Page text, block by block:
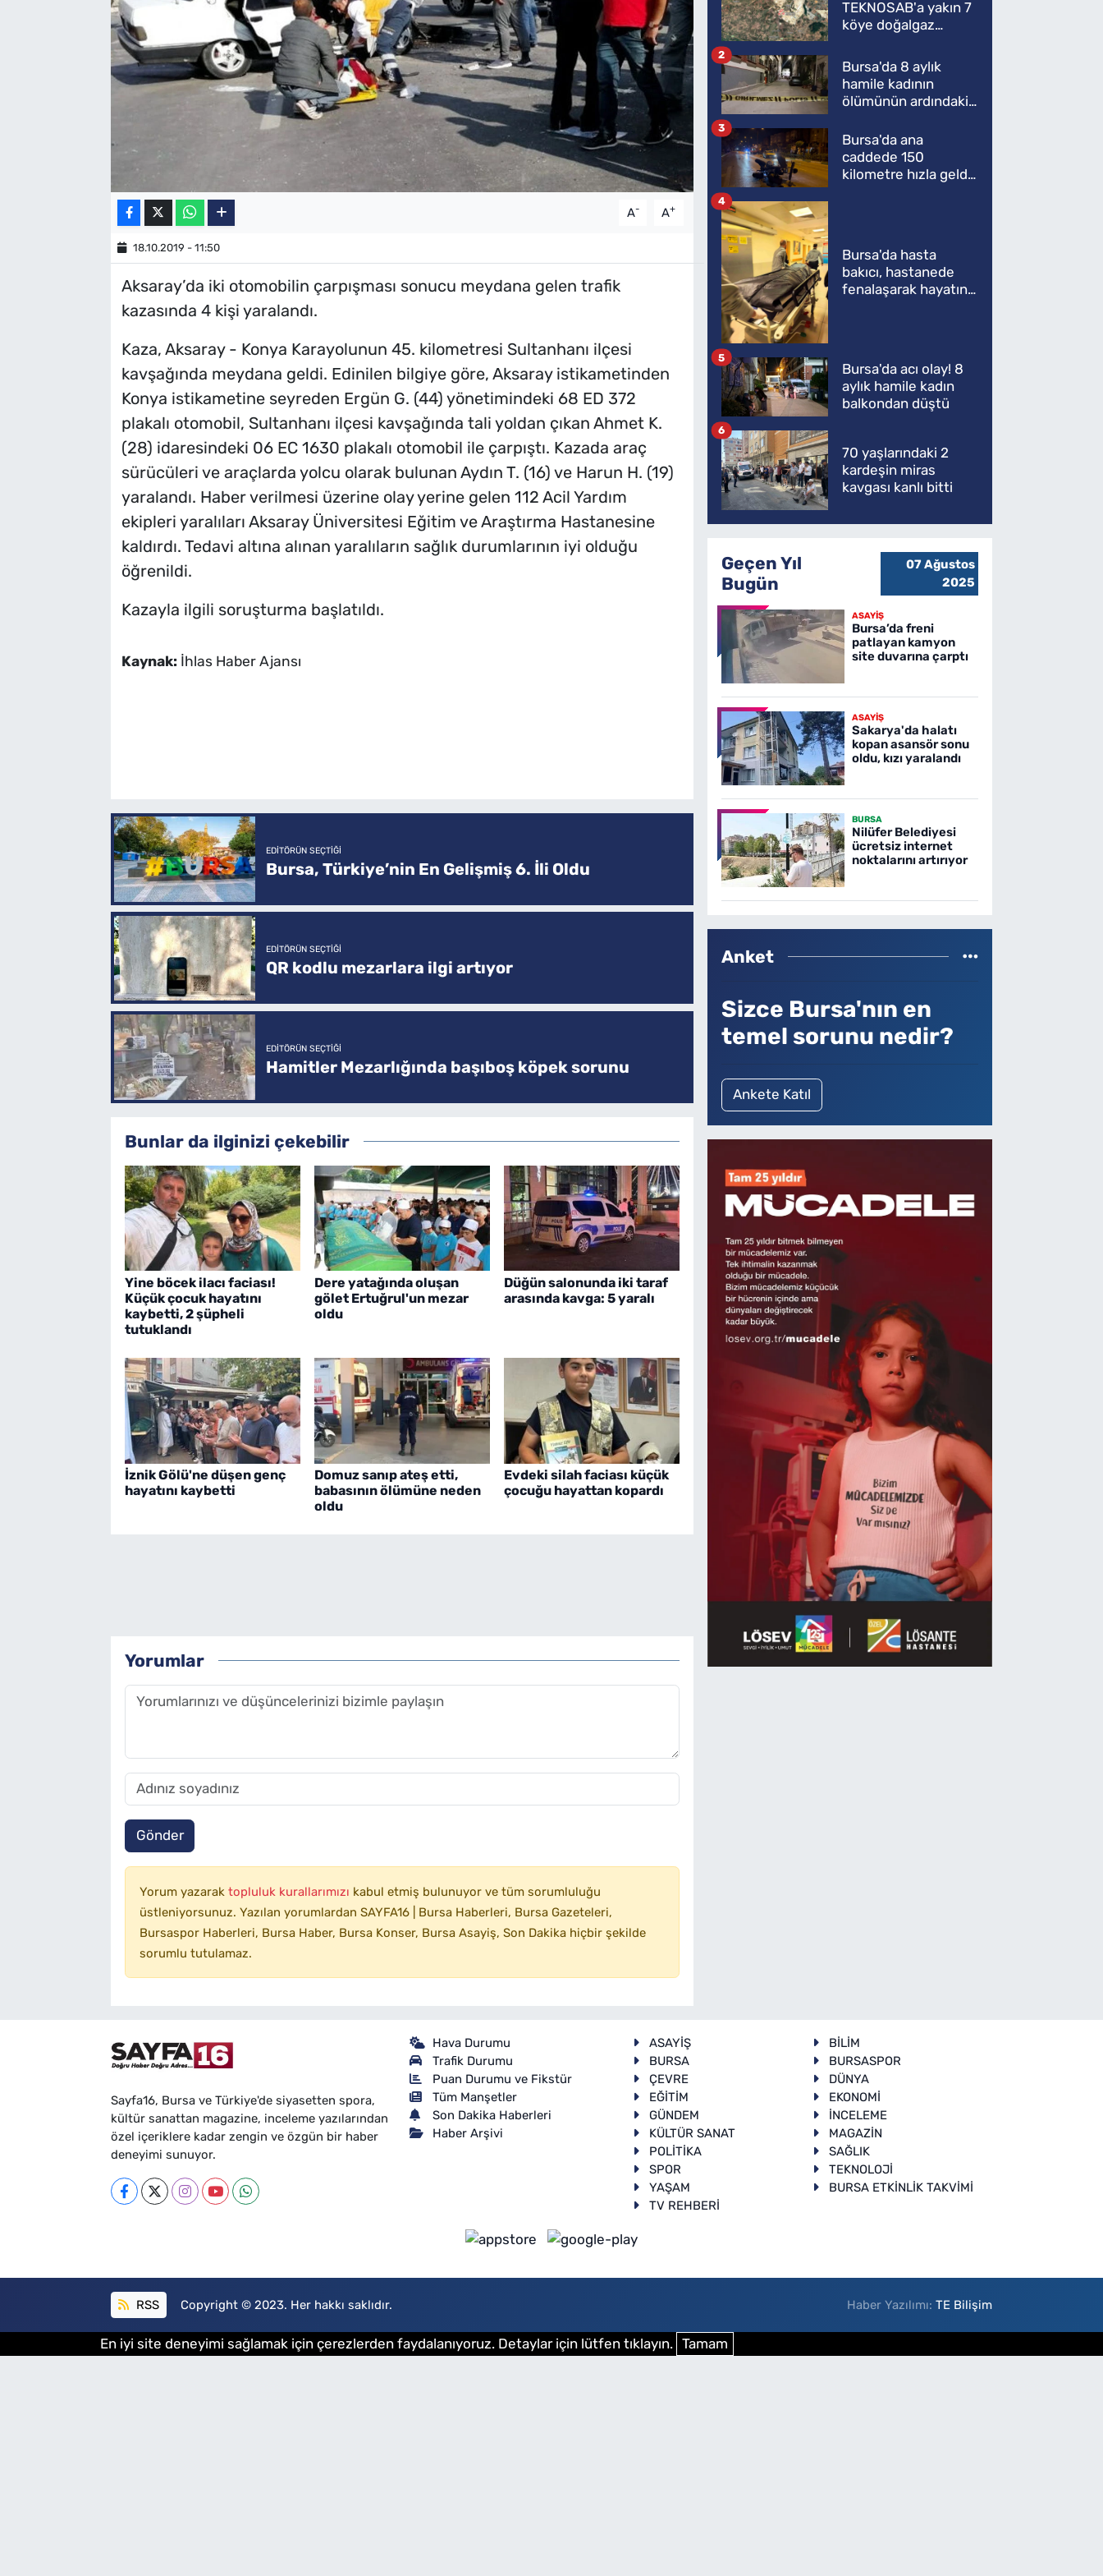
A- A+
18.10.2019 - 11:50
Aksaray’da iki otomobilin çarpışması sonucu meydana gelen trafik
kazasında 4 kişi yaralandı.
Kaza, Aksaray - Konya Karayolunun 45. kilometresi Sultanhanı ilçesi
kavşağında meydana geldi. Edinilen bilgiye göre, Aksaray istikametinden
Konya istikametine seyreden Ergün G. (44) yönetimindeki 68 ED 372
plakalı otomobil, Sultanhanı ilçesi kavşağında tali yoldan çıkan Ahmet K.
(28) idaresindeki 06 EC 1630 plakalı otomobil ile çarpıştı. Kazada araç
sürücüleri ve araçlarda yolcu olarak bulunan Aydın T. (16) ve Harun H. (19)
yaralandı. Haber verilmesi üzerine olay yerine gelen 112 Acil Yardım
ekipleri yaralıları Aksaray Üniversitesi Eğitim ve Araştırma Hastanesine
kaldırdı. Tedavi altına alınan yaralıların sağlık durumlarının iyi olduğu
öğrenildi.
Kazayla ilgili soruşturma başlatıldı.
Kaynak: İhlas Haber Ajansı
EDITÖRÜN SEÇTIĞI
Bursa, Türkiye’nin En Gelişmiş 6. İli Oldu
EDITÖRÜN SEÇTIĞI
QR kodlu mezarlara ilgi artıyor
EDITÖRÜN SEÇTIĞI
Hamitler Mezarlığında başıboş köpek sorunu
Bunlar da ilginizi çekebilir
Yine böcek ilacı faciası!
Küçük çocuk hayatını
kaybetti, 2 şüpheli
tutuklandı
Dere yatağında oluşan
gölet Ertuğrul'un mezar
oldu
Düğün salonunda iki taraf
arasında kavga: 5 yaralı
İznik Gölü'ne düşen genç
hayatını kaybetti
Domuz sanıp ateş etti,
babasının ölümüne neden
oldu
Evdeki silah faciası küçük
çocuğu hayattan kopardı
Yorumlar
Gönder
Yorum yazarak topluluk kurallarımızı kabul etmiş bulunuyor ve tüm sorumluluğu
üstleniyorsunuz. Yazılan yorumlardan SAYFA16 | Bursa Haberleri, Bursa Gazeteleri,
Bursaspor Haberleri, Bursa Haber, Bursa Konser, Bursa Asayiş, Son Dakika hiçbir şekilde
sorumlu tutulamaz.
TEKNOSAB'a yakın 7
köye doğalgaz
Bursa'da 8 aylık
hamile kadının
ölümünün ardındaki
2
Bursa'da ana
caddede 150
kilometre hızla geldi,
3
Bursa'da hasta
bakıcı, hastanede
fenalaşarak hayatını
4
Bursa'da acı olay! 8
aylık hamile kadın
balkondan düştü
5
70 yaşlarındaki 2
kardeşin miras
kavgası kanlı bitti
6
Geçen Yıl
Bugün
07 Ağustos
2025
ASAYİŞ
Bursa’da freni
patlayan kamyon
site duvarına çarptı
ASAYİŞ
Sakarya'da halatı
kopan asansör sonu
oldu, kızı yaralandı
BURSA
Nilüfer Belediyesi
ücretsiz internet
noktalarını artırıyor
Anket
Sizce Bursa'nın en
temel sorunu nedir?
Ankete Katıl
Sayfa16, Bursa ve Türkiye'de siyasetten spora,
kültür sanattan magazine, inceleme yazılarından
özel içeriklere kadar zengin ve özgün bir haber
deneyimi sunuyor.
Hava Durumu
Trafik Durumu
Puan Durumu ve Fikstür
Tüm Manşetler
Son Dakika Haberleri
Haber Arşivi
ASAYİŞ
BİLİM
BURSA
BURSASPOR
ÇEVRE
DÜNYA
EĞİTİM
EKONOMİ
GÜNDEM
İNCELEME
KÜLTÜR SANAT
MAGAZİN
POLİTİKA
SAĞLIK
SPOR
TEKNOLOJİ
YAŞAM
BURSA ETKİNLİK TAKVİMİ
TV REHBERİ
RSS Copyright © 2023. Her hakkı saklıdır. Haber Yazılımı:TE Bilişim
En iyi site deneyimi sağlamak için çerezlerden faydalanıyoruz. Detaylar için lütfen tıklayın. Tamam
TV REHBERİ